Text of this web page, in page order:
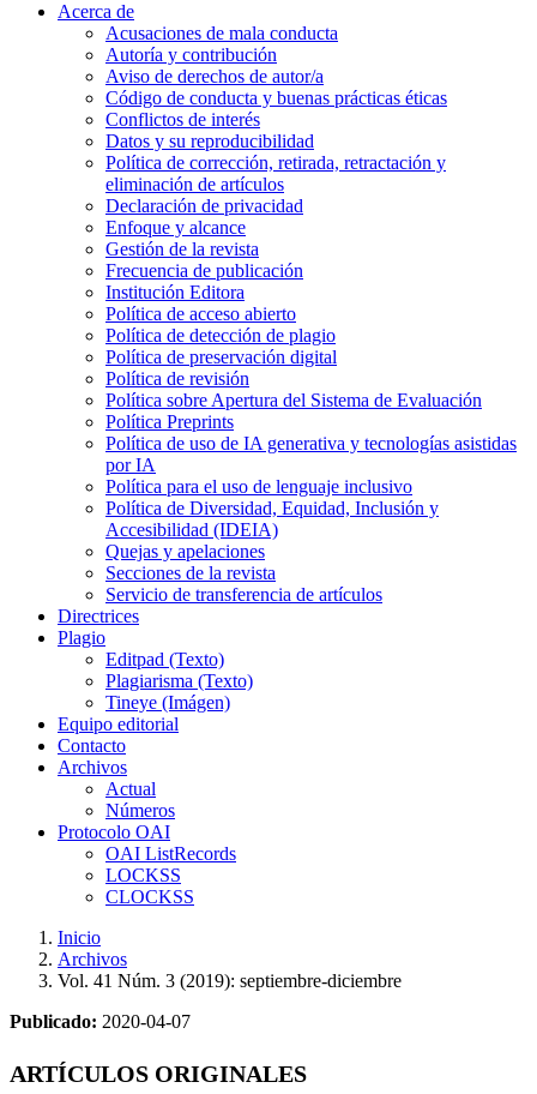
Acerca de
Acusaciones de mala conducta
Autoría y contribución
Aviso de derechos de autor/a
Código de conducta y buenas prácticas éticas
Conflictos de interés
Datos y su reproducibilidad
Política de corrección, retirada, retractación y
eliminación de artículos
Declaración de privacidad
Enfoque y alcance
Gestión de la revista
Frecuencia de publicación
Institución Editora
Política de acceso abierto
Política de detección de plagio
Política de preservación digital
Política de revisión
Política sobre Apertura del Sistema de Evaluación
Política Preprints
Política de uso de IA generativa y tecnologías asistidas
por IA
Política para el uso de lenguaje inclusivo
Política de Diversidad, Equidad, Inclusión y
Accesibilidad (IDEIA)
Quejas y apelaciones
Secciones de la revista
Servicio de transferencia de artículos
Directrices
Plagio
Editpad (Texto)
Plagiarisma (Texto)
Tineye (Imágen)
Equipo editorial
Contacto
Archivos
Actual
Números
Protocolo OAI
OAI ListRecords
LOCKSS
CLOCKSS
Inicio
Archivos
Vol. 41 Núm. 3 (2019): septiembre-diciembre
Publicado: 2020-04-07
ARTÍCULOS ORIGINALES